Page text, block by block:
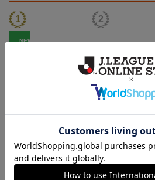
NEW
アルビレックス新潟 ピ
2,500円
26傘型サンシェード
4,400円